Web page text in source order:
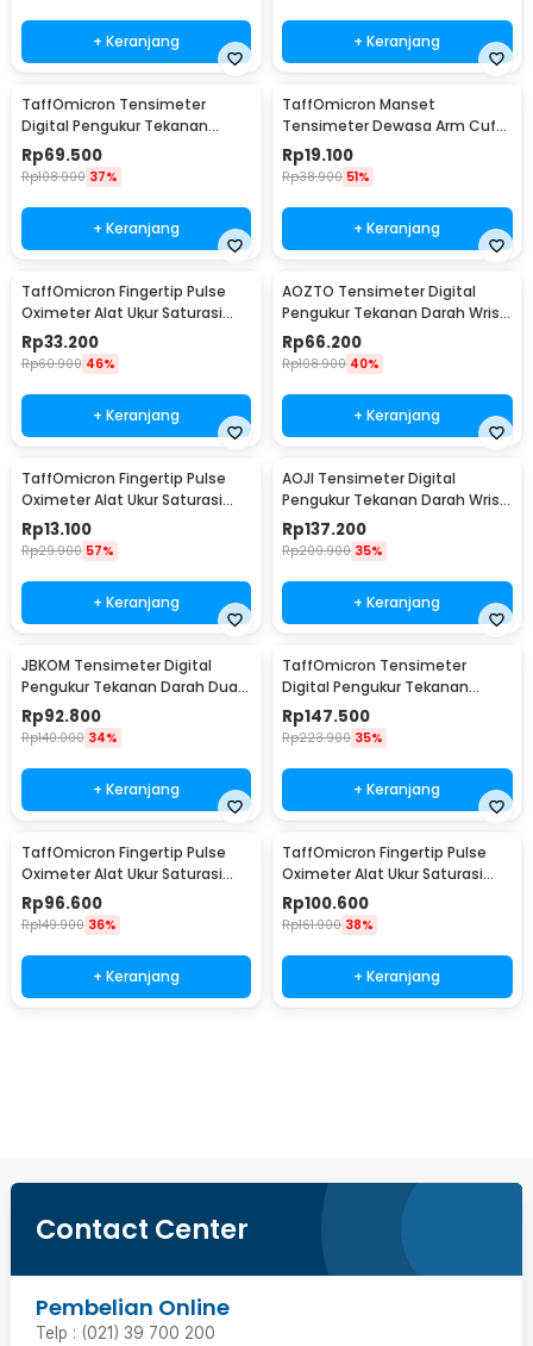
+ Keranjang + Keranjang
TaffOmicron Tensimeter
Digital Pengukur Tekanan
Darah Indonesia Voice - A01
Rp69.500
Rp108.900 37%
+ Keranjang
TaffOmicron Manset
Tensimeter Dewasa Arm Cuff
Replacement 17-22cm - BX17
Rp19.100
Rp38.900 51%
+ Keranjang
TaffOmicron Fingertip Pulse
Oximeter Alat Ukur Saturasi
Oksigen Darah - A6
Rp33.200
Rp60.900 46%
+ Keranjang
AOZTO Tensimeter Digital
Pengukur Tekanan Darah Wrist
Monitor with Voice - BP-502
Rp66.200
Rp108.900 40%
+ Keranjang
TaffOmicron Fingertip Pulse
Oximeter Alat Ukur Saturasi
Oksigen Darah - SMH-01
Rp13.100
Rp29.900 57%
+ Keranjang
AOJI Tensimeter Digital
Pengukur Tekanan Darah Wrist
English Voice - WRS-35E
Rp137.200
Rp209.900 35%
+ Keranjang
JBKOM Tensimeter Digital
Pengukur Tekanan Darah Dual
Power Bahasa Indonesia - BK-
803
Rp92.800
Rp140.000 34%
+ Keranjang
TaffOmicron Tensimeter
Digital Pengukur Tekanan
Darah English Voice - YM-5L8
Rp147.500
Rp223.900 35%
+ Keranjang
TaffOmicron Fingertip Pulse
Oximeter Alat Ukur Saturasi
Oksigen Darah - PO-A2AO
Rp96.600
Rp149.900 36%
+ Keranjang
TaffOmicron Fingertip Pulse
Oximeter Alat Ukur Saturasi
Oksigen Darah - PO-C6AO
Rp100.600
Rp161.900 38%
+ Keranjang
Contact Center
Pembelian Online
Telp : (021) 39 700 200